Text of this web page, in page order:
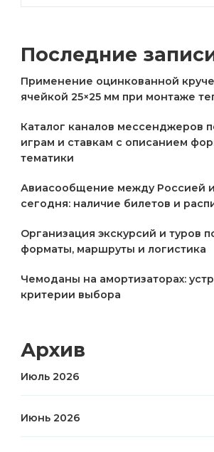
Последние
Применение оцинкованной
ячейкой 25×25 мм при монтаже
Каталог каналов мессенджеров
играм и ставкам с описанием
тематики
Авиасообщение между Россией
сегодня: наличие билетов и
Организация экскурсий и туров
форматы, маршруты и логистика
Чемоданы на амортизаторах:
критерии выбора
Архив
Июль 2026
Июнь 2026